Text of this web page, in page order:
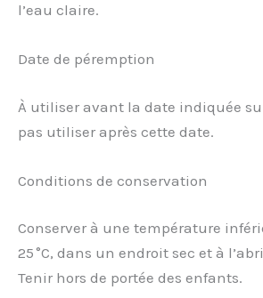
l’eau claire.
Date de péremption
À utiliser avant la date indiquée
pas utiliser après cette date.
Conditions de conservation
Conserver à une température
25 °C, dans un endroit sec et à
Tenir hors de portée des enfants.